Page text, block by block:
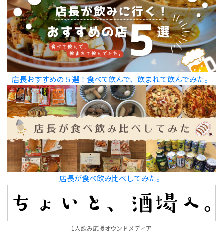
店長おすすめの５選！食べて飲んで、飲まれて飲んでみた。
店長が食べ飲み比べしてみた。
1人飲み応援オウンドメディア